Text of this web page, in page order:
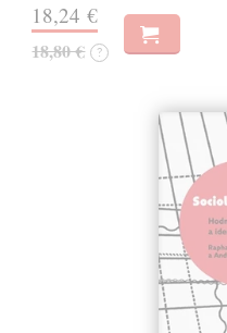
18,24 €
18,80 € ?